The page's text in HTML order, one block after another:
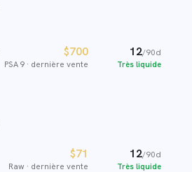
$700
PSA 9 · dernière vente
12/90d
Très liquide
$71
Raw · dernière vente
12/90d
Très liquide